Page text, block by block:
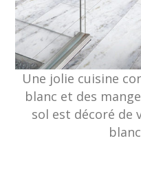
Une jolie cuisine
blanc et des
sol est décoré